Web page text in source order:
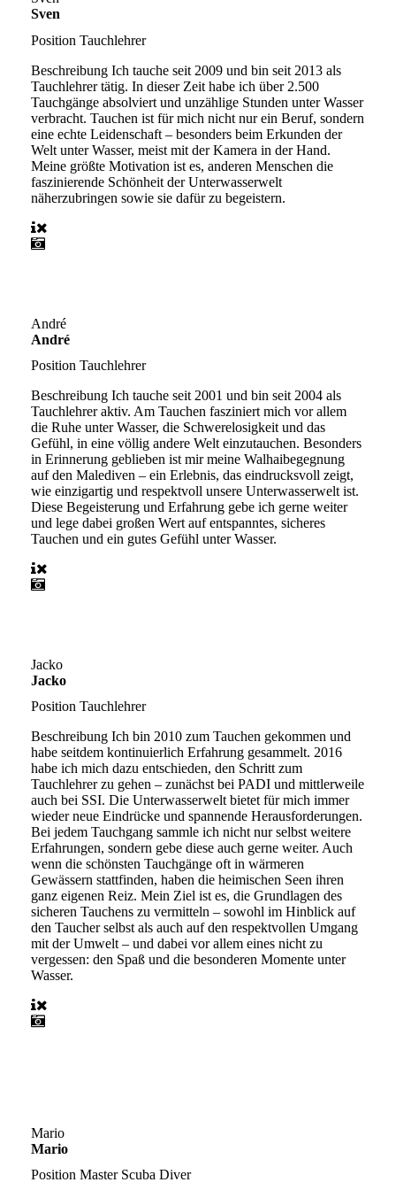
Sven
Position Tauchlehrer
Beschreibung Ich tauche seit 2009 und bin seit 2013 als
Tauchlehrer tätig. In dieser Zeit habe ich über 2.500
Tauchgänge absolviert und unzählige Stunden unter Wasser
verbracht. Tauchen ist für mich nicht nur ein Beruf, sondern
eine echte Leidenschaft – besonders beim Erkunden der
Welt unter Wasser, meist mit der Kamera in der Hand.
Meine größte Motivation ist es, anderen Menschen die
faszinierende Schönheit der Unterwasserwelt
näherzubringen sowie sie dafür zu begeistern.
André
André
Position Tauchlehrer
Beschreibung Ich tauche seit 2001 und bin seit 2004 als
Tauchlehrer aktiv. Am Tauchen fasziniert mich vor allem
die Ruhe unter Wasser, die Schwerelosigkeit und das
Gefühl, in eine völlig andere Welt einzutauchen. Besonders
in Erinnerung geblieben ist mir meine Walhaibegegnung
auf den Malediven – ein Erlebnis, das eindrucksvoll zeigt,
wie einzigartig und respektvoll unsere Unterwasserwelt ist.
Diese Begeisterung und Erfahrung gebe ich gerne weiter
und lege dabei großen Wert auf entspanntes, sicheres
Tauchen und ein gutes Gefühl unter Wasser.
Jacko
Jacko
Position Tauchlehrer
Beschreibung Ich bin 2010 zum Tauchen gekommen und
habe seitdem kontinuierlich Erfahrung gesammelt. 2016
habe ich mich dazu entschieden, den Schritt zum
Tauchlehrer zu gehen – zunächst bei PADI und mittlerweile
auch bei SSI. Die Unterwasserwelt bietet für mich immer
wieder neue Eindrücke und spannende Herausforderungen.
Bei jedem Tauchgang sammle ich nicht nur selbst weitere
Erfahrungen, sondern gebe diese auch gerne weiter. Auch
wenn die schönsten Tauchgänge oft in wärmeren
Gewässern stattfinden, haben die heimischen Seen ihren
ganz eigenen Reiz. Mein Ziel ist es, die Grundlagen des
sicheren Tauchens zu vermitteln – sowohl im Hinblick auf
den Taucher selbst als auch auf den respektvollen Umgang
mit der Umwelt – und dabei vor allem eines nicht zu
vergessen: den Spaß und die besonderen Momente unter
Wasser.
Mario
Mario
Position Master Scuba Diver